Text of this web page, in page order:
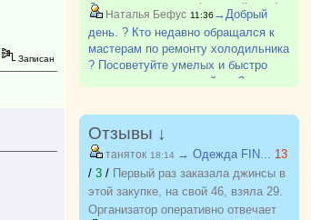
Записан
Студент с долгами (старший курс)
опять поступал для подстраховки и
не стал учится, тк долги успел
закрыть. Но у меня чего-то други?
Наталья Бефус 11:36 →Добрый
день. ? Кто недавно обращался к
мастерам по ремонту холодильника
? Посоветуйте умелых и быстро
приезжающих пожалуйста ?
Отзывы ↓
таняток 18:14 → Одежда FIN... 13
/ 3 / Первый раз заказала джинсы в
этой закупке, на свой 46, взяла 29.
Организатор оперативно отвечает